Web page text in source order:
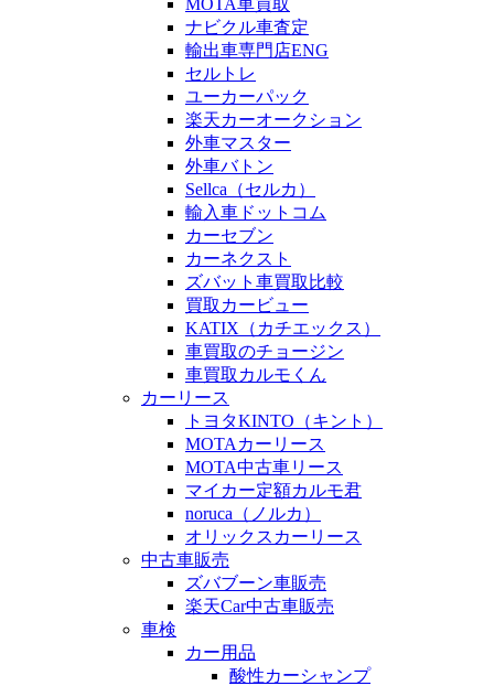
MOTA車買取
ナビクル車査定
輸出車専門店ENG
セルトレ
ユーカーパック
楽天カーオークション
外車マスター
外車バトン
Sellca（セルカ）
輸入車ドットコム
カーセブン
カーネクスト
ズバット車買取比較
買取カービュー
KATIX（カチエックス）
車買取のチョージン
車買取カルモくん
カーリース
トヨタKINTO（キント）
MOTAカーリース
MOTA中古車リース
マイカー定額カルモ君
noruca（ノルカ）
オリックスカーリース
中古車販売
ズバブーン車販売
楽天Car中古車販売
車検
カー用品
酸性カーシャンプ